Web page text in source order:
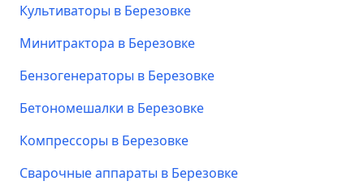
Культиваторы в Березовке
Минитрактора в Березовке
Бензогенераторы в Березовке
Бетономешалки в Березовке
Компрессоры в Березовке
Сварочные аппараты в Березовке